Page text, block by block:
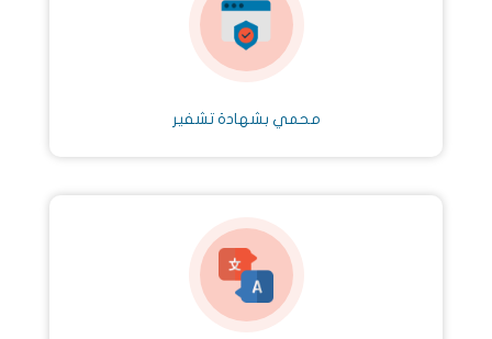
محمي بشهادة تشفير